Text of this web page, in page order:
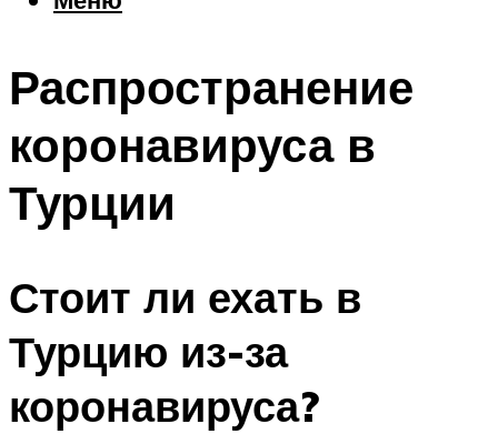
Шоппинг
Что посетить
Меню
Распространение
коронавируса в
Турции
Стоит ли ехать в
Турцию из-за
коронавируса?